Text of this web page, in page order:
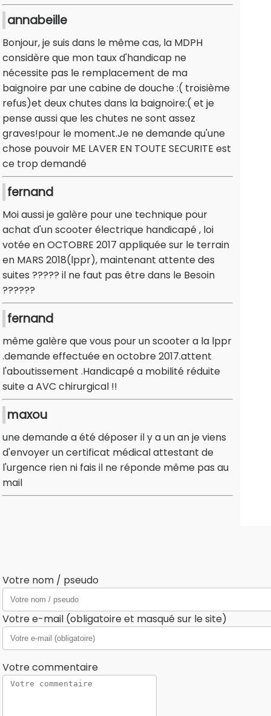
annabeille
Bonjour, je suis dans le même cas, la MDPH
considère que mon taux d'handicap ne
nécessite pas le remplacement de ma
baignoire par une cabine de douche :( troisième
refus)et deux chutes dans la baignoire:( et je
pense aussi que les chutes ne sont assez
graves!pour le moment.Je ne demande qu'une
chose pouvoir ME LAVER EN TOUTE SECURITE est
ce trop demandé
fernand
Moi aussi je galère pour une technique pour
achat d'un scooter électrique handicapé , loi
votée en OCTOBRE 2017 appliquée sur le terrain
en MARS 2018(lppr), maintenant attente des
suites ????? il ne faut pas être dans le Besoin
??????
fernand
même galère que vous pour un scooter a la lppr
.demande effectuée en octobre 2017.attent
l'aboutissement .Handicapé a mobilité réduite
suite a AVC chirurgical !!
maxou
une demande a été déposer il y a un an je viens
d'envoyer un certificat médical attestant de
l'urgence rien ni fais il ne réponde même pas au
mail
Votre nom / pseudo
Votre e-mail (obligatoire et masqué sur le site)
Votre commentaire